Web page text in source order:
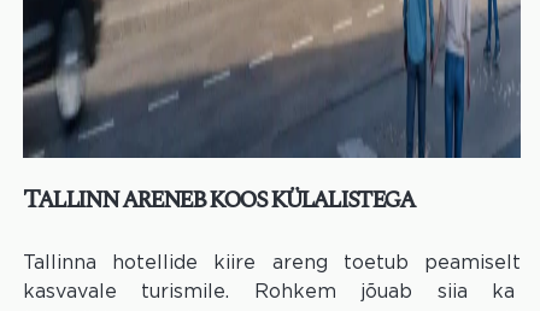
Tallinn areneb koos külalistega
Tallinna hotellide kiire areng toetub peamiselt
kasvavale turismile. Rohkem jõuab siia ka